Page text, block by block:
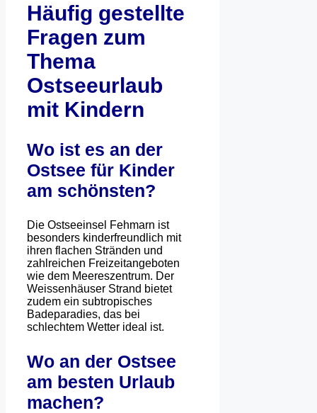
Häufig gestellte
Fragen zum
Thema
Ostseeurlaub
mit Kindern
Wo ist es an der
Ostsee für Kinder
am schönsten?
Die Ostseeinsel Fehmarn ist
besonders kinderfreundlich mit
ihren flachen Stränden und
zahlreichen Freizeitangeboten
wie dem Meereszentrum. Der
Weissenhäuser Strand bietet
zudem ein subtropisches
Badeparadies, das bei
schlechtem Wetter ideal ist.
Wo an der Ostsee
am besten Urlaub
machen?